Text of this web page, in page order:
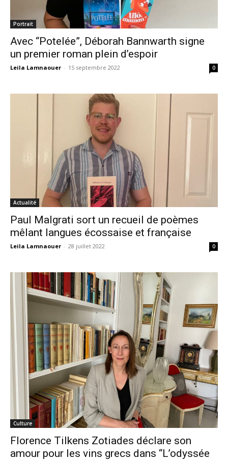
Portrait
Avec “Potelée”, Déborah Bannwarth signe
un premier roman plein d’espoir
Leila Lamnaouer - 15 septembre 2022 0
Actualité
Paul Malgrati sort un recueil de poèmes
mêlant langues écossaise et française
Leila Lamnaouer - 28 juillet 2022 0
Culture
Florence Tilkens Zotiades déclare son
amour pour les vins grecs dans “L’odyssée